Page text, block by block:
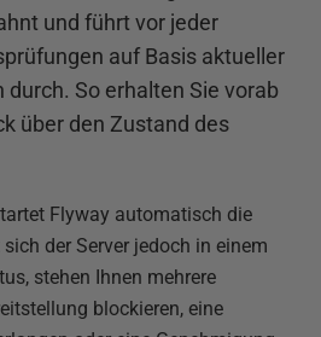
und führt vor jeder
auf Basis aktueller
So erhalten Sie vorab
über den Zustand des
Flyway automatisch die
der Server jedoch in einem
stehen Ihnen mehrere
blockieren, eine